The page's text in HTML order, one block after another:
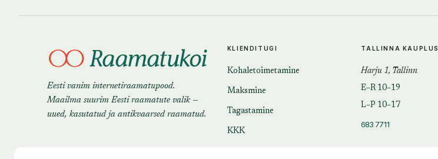
Eesti vanim internetiraamatupood.
Maailma suurim Eesti raamatute valik —
uued, kasutatud ja antikvaarsed raamatud.
KLIENDITUGI
Kohaletoimetamine
Maksmine
Tagastamine
KKK
TALLINNA KAUPLUS
Harju 1, Tallinn
E–R 10–19
L–P 10–17
683 7711